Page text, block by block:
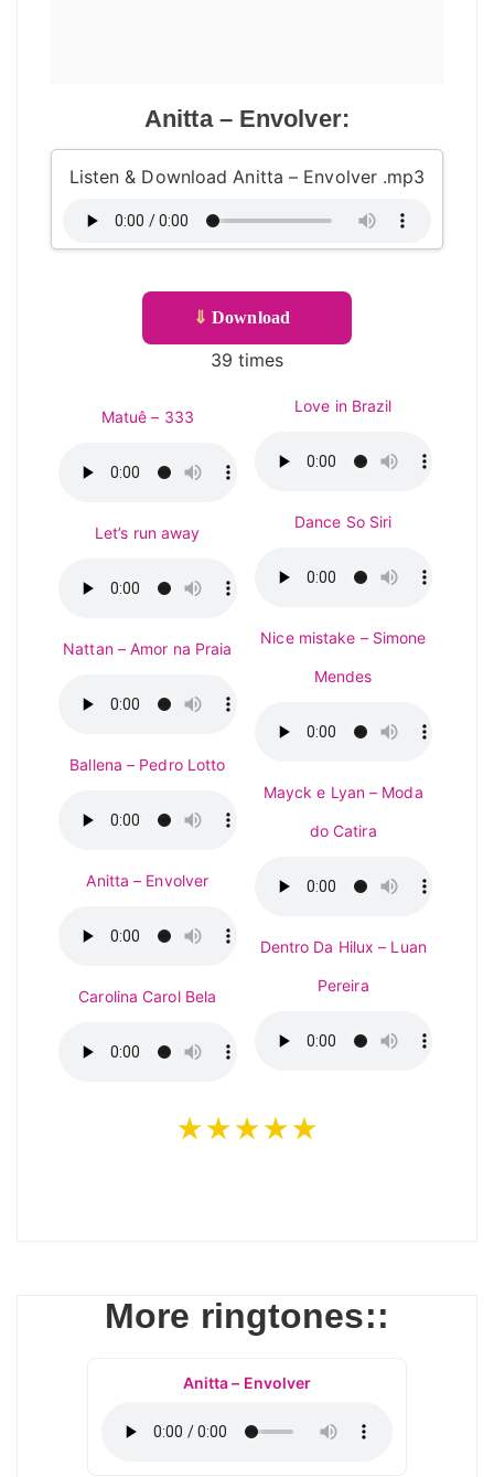
Anitta – Envolver:
Listen & Download Anitta – Envolver .mp3
⇓ Download
39 times
Matuê – 333
Let’s run away
Nattan – Amor na Praia
Ballena – Pedro Lotto
Anitta – Envolver
Carolina Carol Bela
Love in Brazil
Dance So Siri
Nice mistake – Simone
Mendes
Mayck e Lyan – Moda
do Catira
Dentro Da Hilux – Luan
Pereira
★★★★★
More ringtones::
Anitta – Envolver